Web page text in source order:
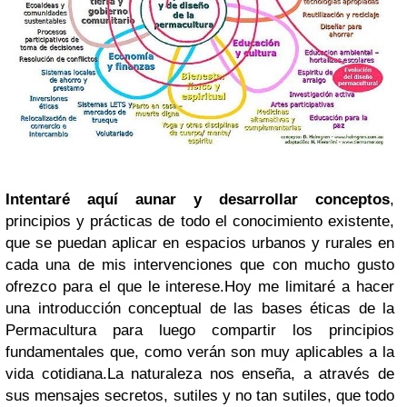
Intentaré aquí aunar y desarrollar conceptos,
principios y prácticas de todo el conocimiento existente,
que se puedan aplicar en espacios urbanos y rurales en
cada una de mis intervenciones que con mucho gusto
ofrezco para el que le interese.Hoy me limitaré a hacer
una introducción conceptual de las bases éticas de la
Permacultura para luego compartir los principios
fundamentales que, como verán son muy aplicables a la
vida cotidiana.La naturaleza nos enseña, a através de
sus mensajes secretos, sutiles y no tan sutiles, que todo